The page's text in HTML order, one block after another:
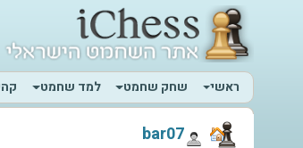
ראשי
שחק שחמט למד שחמט
‫bar07‬